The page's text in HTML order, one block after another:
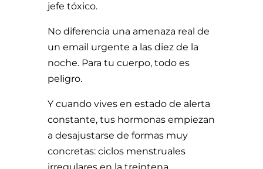
jefe tóxico.
No diferencia una amenaza real de
un email urgente a las diez de la
noche. Para tu cuerpo, todo es
peligro.
Y cuando vives en estado de alerta
constante, tus hormonas empiezan
a desajustarse de formas muy
concretas: ciclos menstruales